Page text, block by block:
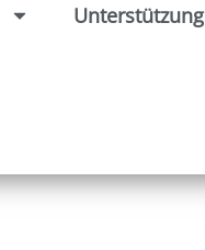
Unterstützung